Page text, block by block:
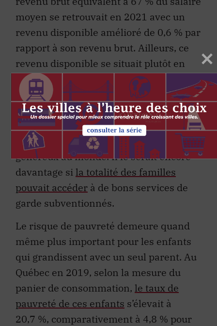
moyen se retrouvait en 2021 avec un
revenu disponible amélioré de 0,6 % par
rapport à son revenu brut. Ailleurs, ce
revenu disponible se situait plutôt en
bas du revenu brut (inférieur de 1 % en
France, 4,4 % au Canada, 13,1 % en
Suède et 16,2 % aux États-Unis). Pour
les familles, le Québec demeure
aujourd’hui l’un des endroits les plus
généreux au monde. Il le serait encore
davantage si la totalité des familles
pouvait accéder à de bons services de
garde subventionnés.
Le risque de pauvreté demeure quand
même plus important pour les enfants
qui grandissent avec un seul parent. Au
Québec en 2019, selon la mesure du
panier de consommation, le taux de
pauvreté de ces enfants s’élevait à
20,7 %, comparativement à 4,8 % pour